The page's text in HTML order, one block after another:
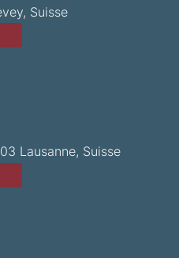
Suisse
Lausanne, Suisse